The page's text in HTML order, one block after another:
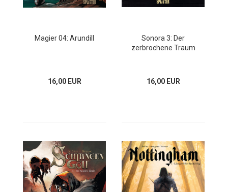
Magier 04: Arundill
16,00 EUR
Sonora 3: Der
zerbrochene Traum
16,00 EUR